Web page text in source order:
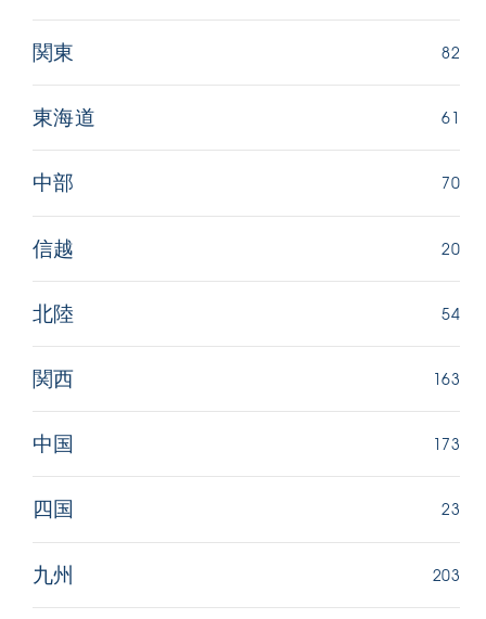
関東 82
東海道 61
中部 70
信越 20
北陸 54
関西 163
中国 173
四国 23
九州 203